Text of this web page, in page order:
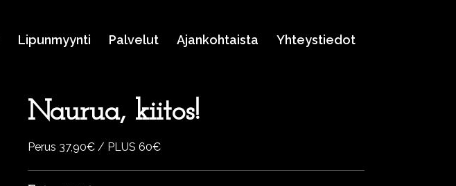
Lipunmyynti Palvelut Ajankohtaista Yhteystiedot
Naurua, kiitos!
Perus 37,90€ / PLUS 60€